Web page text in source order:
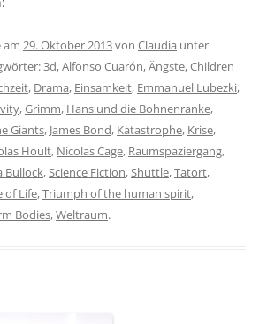
am 29. Oktober 2013von Claudia unter
3d,Alfonso Cuarón,Ängste,Children
, Drama, Einsamkeit, Emmanuel Lubezki,
,Grimm, Hans und die Bohnenranke,
Giants, James Bond, Katastrophe, Krise,
Hoult, Nicolas Cage, Raumspaziergang,
Bullock,Science Fiction,Shuttle,Tatort,
of Life,Triumph of the human spirit,
Bodies,Weltraum.